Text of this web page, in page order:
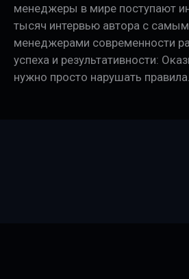
менеджеры в мире поступают
тысяч интервью автора с
менеджерами современности
успеха и результативности:
нужно просто нарушать